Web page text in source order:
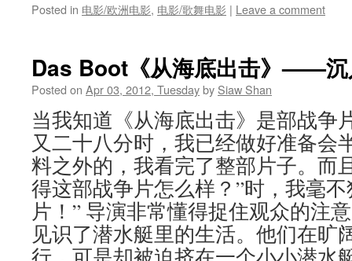
Posted in 电影/欧洲电影, 电影/歌舞电影 | Leave a comment
Das Boot《从海底出击》——沉
Posted on Apr 03, 2012, Tuesdayby Siaw Shan
当我知道《从海底出击》是部战争
又二十八分时，我已经做好准备会
料之外的，我看完了整部片子。而
得这部战争片怎么样？”时，我毫
片！” 导演非常懂得捉住观众的注
见识了潜水艇里的生活。他们在旷